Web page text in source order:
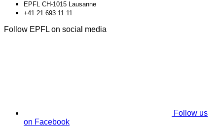
EPFL CH-1015 Lausanne
+41 21 693 11 11
Follow EPFL on social media
Follow us
on Facebook